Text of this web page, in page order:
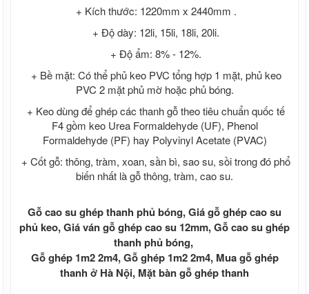
bình Minh, Ván cốp pha chất lượng
Tôn đổ sàn - Tôn sàn deck
Giá tôn đổ sàn bê tông H 75 W 900 - Tôn
sàn deck giá rẻ nhất Miền Nam
Giá tôn đổ sàn be tông - Tôn đổ sàn giá
rẻ - Bảng giá tôn sàn deck
Giá tôn đổ sàn bê tông H 50 W 1000 -
Tôn sàn deck giá rẻ nhất Miền Nam
Lưới B40 , Rào lưới, Kẽm gai
Lưới B40 mạ kẽm
Lưới B40 bọc nhựa
Lưới B40 Nam Định
Kẽm gai , rào lưới kẽm gai giá rẻ
Tấm xi măng vân gỗ Conwood
Tấm xi măng vân gỗ lót sàn, sàn gỗ xi
măng, sàn gỗ xi măng, Giá tấm xi măng
Tấm xi măng giả gỗ ốp tường ngoài
trời, Tấm ốp tường giả gỗ ngoài trời
+ Kích thước: 1220mm x 2440mm .
+ Độ dày: 12li, 15li, 18li, 20li.
+ Độ ẩm: 8% - 12%.
+ Bề mặt: Có thể phủ keo PVC tổng hợp 1 mặt, phủ keo
PVC 2 mặt phủ mờ hoặc phủ bóng.
+ Keo dùng để ghép các thanh gỗ theo tiêu chuẩn quốc tế
F4 gồm keo Urea Formaldehyde (UF), Phenol
Formaldehyde (PF) hay Polyvinyl Acetate (PVAC)
+ Cốt gỗ: thông, tràm, xoan, sần bì, sao su, sồi trong đó phổ
biến nhất là gỗ thông, tràm, cao su.
Gỗ cao su ghép thanh phủ bóng, Giá gỗ ghép cao su
phủ keo, Giá ván gỗ ghép cao su 12mm, Gỗ cao su ghép
thanh phủ bóng,
Gỗ ghép 1m2 2m4, Gỗ ghép 1m2 2m4, Mua gỗ ghép
thanh ở Hà Nội, Mặt bàn gỗ ghép thanh